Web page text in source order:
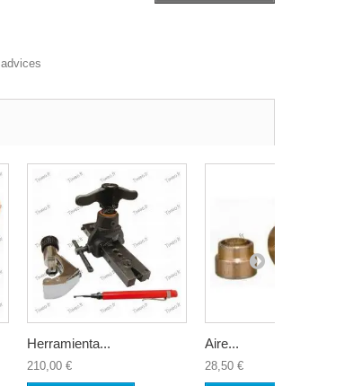
advices
Herramienta...
210,00 €
Aire...
28,50 €